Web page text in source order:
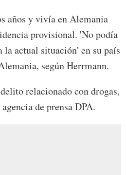
años y vivía en Alemania
provisional. 'No podía
la actual situación' en su país
según Herrmann.
relacionado con drogas,
de prensa DPA.